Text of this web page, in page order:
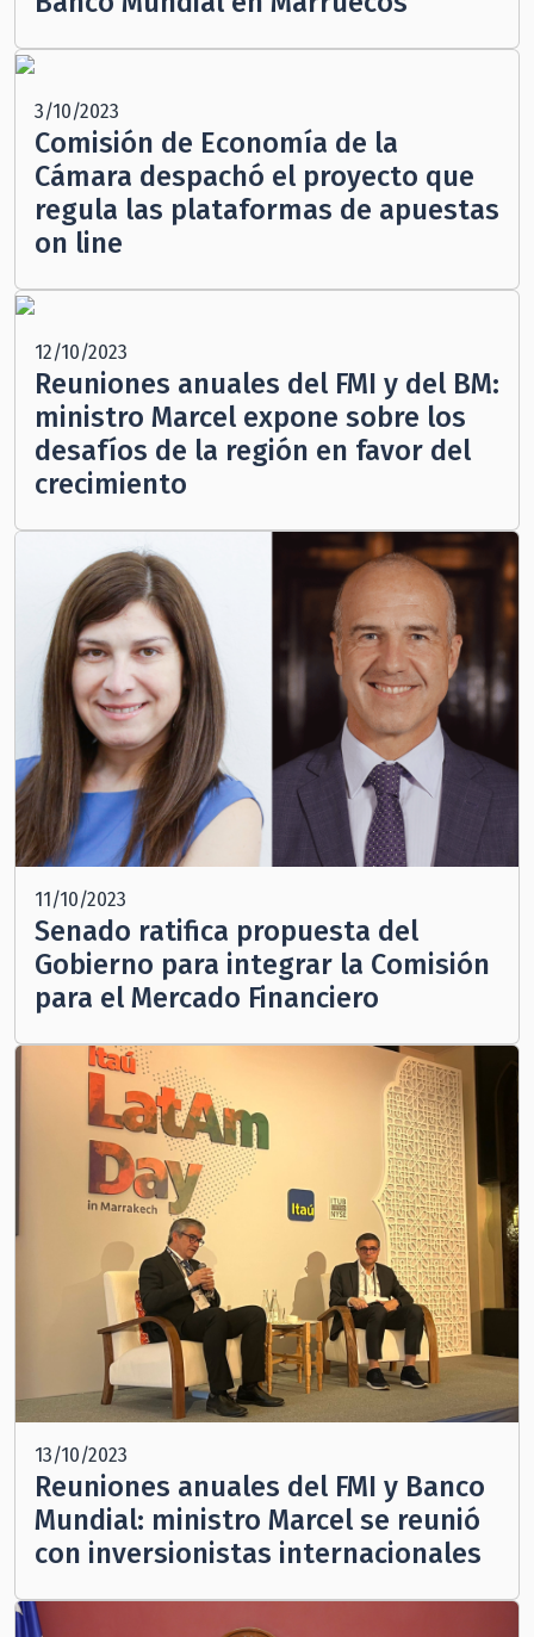
3/10/2023
Comisión de Economía de la
Cámara despachó el proyecto que
regula las plataformas de apuestas
on line
12/10/2023
Reuniones anuales del FMI y del BM:
ministro Marcel expone sobre los
desafíos de la región en favor del
crecimiento
11/10/2023
Senado ratifica propuesta del
Gobierno para integrar la Comisión
para el Mercado Financiero
13/10/2023
Reuniones anuales del FMI y Banco
Mundial: ministro Marcel se reunió
con inversionistas internacionales